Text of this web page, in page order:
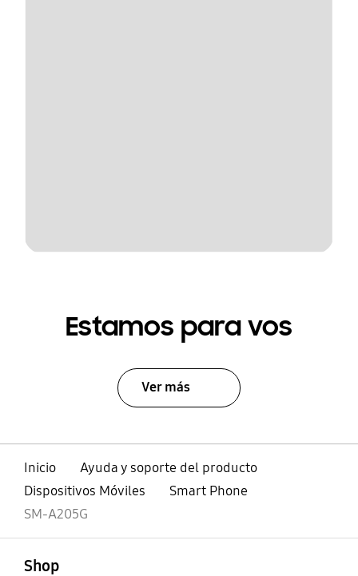
Estamos para vos
Ver más
Inicio
Ayuda y soporte del producto
Dispositivos Móviles
Smart Phone
SM-A205G
Shop